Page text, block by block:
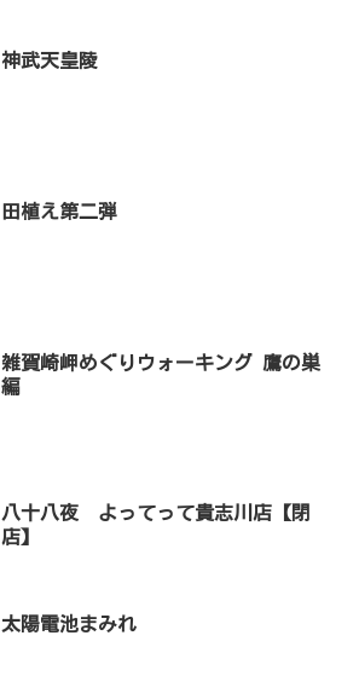
神武天皇陵
田植え第二弾
雑賀崎岬めぐりウォーキング 鷹の巣
編
八十八夜 よってって貴志川店【閉
店】
太陽電池まみれ